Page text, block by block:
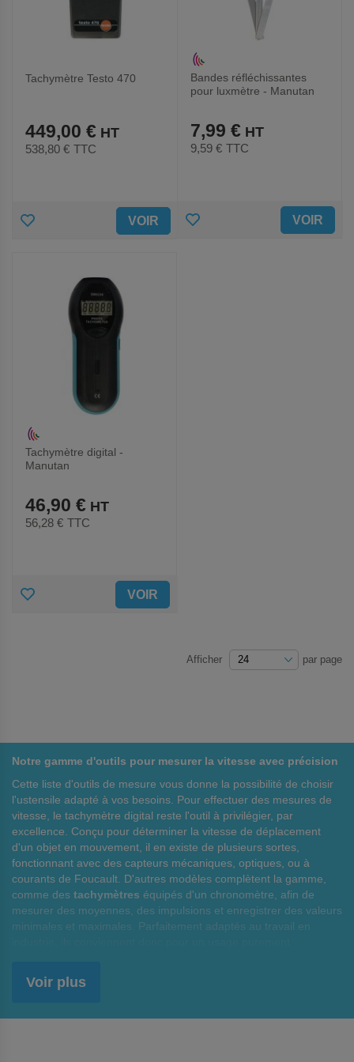
Tachymètre Testo 470
449,00 €
538,80 € TTC
AJOUTER
FAVORIS
VOIR
Bandes réfléchissantes
pour luxmètre - Manutan
7,99 €
9,59 € TTC
AJOUTER VOIR
Tachymètre digital -
Manutan
46,90 €
56,28 € TTC
AJOUTER VOIR
Afficher par page
Notre gamme d'outils pour mesurer la vitesse avec précision
Cette liste d'outils de mesure vous donne la possibilité de choisir
l'ustensile adapté à vos besoins. Pour effectuer des mesures de
vitesse, le tachymètre digital reste l'outil à privilégier, par
excellence. Conçu pour déterminer la vitesse de déplacement
d'un objet en mouvement, il en existe de plusieurs sortes,
fonctionnant avec des capteurs mécaniques, optiques, ou à
courants de Foucault. D'autres modèles complètent la gamme,
comme des tachymètres équipés d'un chronomètre, afin de
mesurer des moyennes, des impulsions et enregistrer des valeurs
minimales et maximales. Parfaitement adaptés au travail en
circonstances.
Une qualité irréprochable pour effectuer des mesures très
Voir plus